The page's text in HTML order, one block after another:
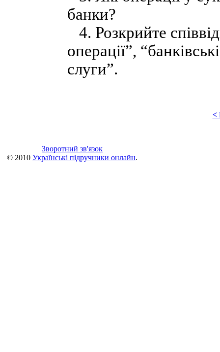
банки?
4. Розкрийте
операції”,
слуги”.
<
Зворотний зв'язок
© 2010 Українські підручники онлайн.